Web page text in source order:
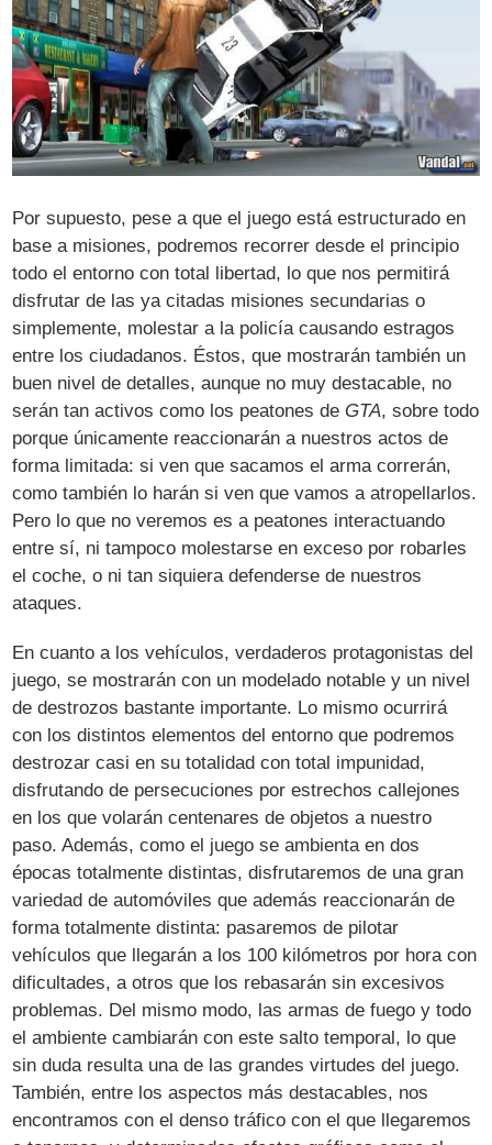
Por supuesto, pese a que el juego está estructurado en
base a misiones, podremos recorrer desde el principio
todo el entorno con total libertad, lo que nos permitirá
disfrutar de las ya citadas misiones secundarias o
simplemente, molestar a la policía causando estragos
entre los ciudadanos. Éstos, que mostrarán también un
buen nivel de detalles, aunque no muy destacable, no
serán tan activos como los peatones deGTA, sobre todo
porque únicamente reaccionarán a nuestros actos de
forma limitada: si ven que sacamos el arma correrán,
como también lo harán si ven que vamos a atropellarlos.
Pero lo que no veremos es a peatones interactuando
entre sí, ni tampoco molestarse en exceso por robarles
el coche, o ni tan siquiera defenderse de nuestros
ataques.
En cuanto a los vehículos, verdaderos protagonistas del
juego, se mostrarán con un modelado notable y un nivel
de destrozos bastante importante. Lo mismo ocurrirá
con los distintos elementos del entorno que podremos
destrozar casi en su totalidad con total impunidad,
disfrutando de persecuciones por estrechos callejones
en los que volarán centenares de objetos a nuestro
paso. Además, como el juego se ambienta en dos
épocas totalmente distintas, disfrutaremos de una gran
variedad de automóviles que además reaccionarán de
forma totalmente distinta: pasaremos de pilotar
vehículos que llegarán a los 100 kilómetros por hora con
dificultades, a otros que los rebasarán sin excesivos
problemas. Del mismo modo, las armas de fuego y todo
el ambiente cambiarán con este salto temporal, lo que
sin duda resulta una de las grandes virtudes del juego.
También, entre los aspectos más destacables, nos
encontramos con el denso tráfico con el que llegaremos